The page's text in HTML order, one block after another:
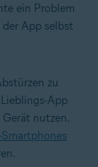
ein Problem
App selbst
zu
App
nutzen.